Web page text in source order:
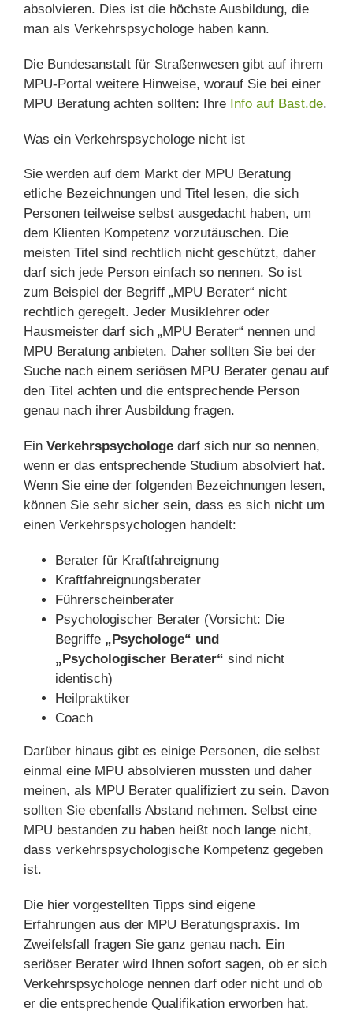
absolvieren. Dies ist die höchste Ausbildung, die
man als Verkehrspsychologe haben kann.
Die Bundesanstalt für Straßenwesen gibt auf ihrem
MPU-Portal weitere Hinweise, worauf Sie bei einer
MPU Beratung achten sollten: Ihre Info auf Bast.de.
Was ein Verkehrspsychologe nicht ist
Sie werden auf dem Markt der MPU Beratung
etliche Bezeichnungen und Titel lesen, die sich
Personen teilweise selbst ausgedacht haben, um
dem Klienten Kompetenz vorzutäuschen. Die
meisten Titel sind rechtlich nicht geschützt, daher
darf sich jede Person einfach so nennen. So ist
zum Beispiel der Begriff „MPU Berater“ nicht
rechtlich geregelt. Jeder Musiklehrer oder
Hausmeister darf sich „MPU Berater“ nennen und
MPU Beratung anbieten. Daher sollten Sie bei der
Suche nach einem seriösen MPU Berater genau auf
den Titel achten und die entsprechende Person
genau nach ihrer Ausbildung fragen.
Ein Verkehrspsychologe darf sich nur so nennen,
wenn er das entsprechende Studium absolviert hat.
Wenn Sie eine der folgenden Bezeichnungen lesen,
können Sie sehr sicher sein, dass es sich nicht um
einen Verkehrspsychologen handelt:
Berater für Kraftfahreignung
Kraftfahreignungsberater
Führerscheinberater
Psychologischer Berater (Vorsicht: Die
Begriffe „Psychologe“ und
„Psychologischer Berater“ sind nicht
identisch)
Heilpraktiker
Coach
Darüber hinaus gibt es einige Personen, die selbst
einmal eine MPU absolvieren mussten und daher
meinen, als MPU Berater qualifiziert zu sein. Davon
sollten Sie ebenfalls Abstand nehmen. Selbst eine
MPU bestanden zu haben heißt noch lange nicht,
dass verkehrspsychologische Kompetenz gegeben
ist.
Die hier vorgestellten Tipps sind eigene
Erfahrungen aus der MPU Beratungspraxis. Im
Zweifelsfall fragen Sie ganz genau nach. Ein
seriöser Berater wird Ihnen sofort sagen, ob er sich
Verkehrspsychologe nennen darf oder nicht und ob
er die entsprechende Qualifikation erworben hat.